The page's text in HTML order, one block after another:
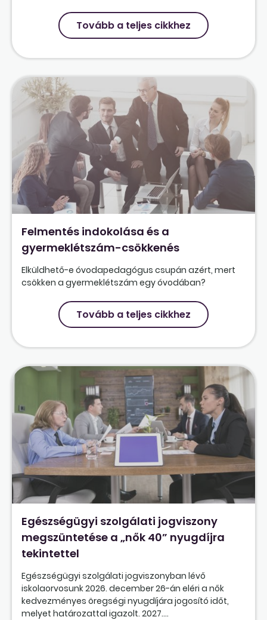
Tovább a teljes cikkhez
Felmentés indokolása és a
gyermeklétszám-csökkenés
Elküldhető-e óvodapedagógus csupán azért, mert
csökken a gyermeklétszám egy óvodában?
Tovább a teljes cikkhez
Egészségügyi szolgálati jogviszony
megszüntetése a „nők 40” nyugdíjra
tekintettel
Egészségügyi szolgálati jogviszonyban lévő
iskolaorvosunk 2026. december 26-án eléri a nők
kedvezményes öregségi nyugdíjára jogosító időt,
melyet határozattal igazolt. 2027....